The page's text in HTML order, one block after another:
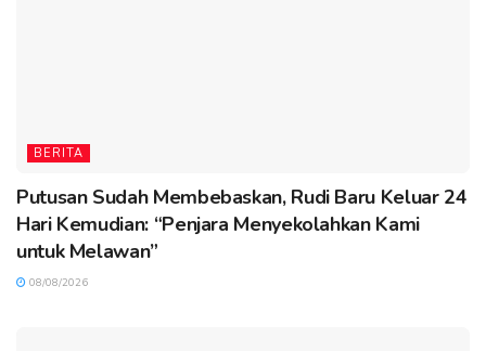
BERITA
Putusan Sudah Membebaskan, Rudi Baru Keluar 24
Hari Kemudian: “Penjara Menyekolahkan Kami
untuk Melawan”
08/08/2026